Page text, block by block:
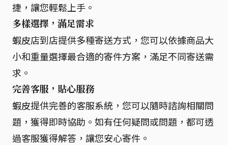
捷，讓您輕鬆上手。
多樣選擇，滿足需求
蝦皮店到店提供多種寄送方式，您可以依據商品大
小和重量選擇最合適的寄件方案，滿足不同寄送需
求。
完善客服，貼心服務
蝦皮提供完善的客服系統，您可以隨時諮詢相關問
題，獲得即時協助。如有任何疑問或問題，都可透
過客服獲得解答，讓您安心寄件。